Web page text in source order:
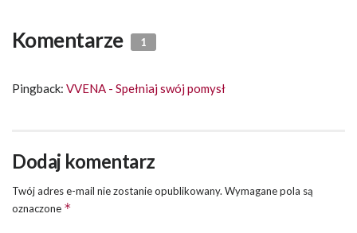
Komentarze 1
Pingback: VVENA - Spełniaj swój pomysł
Dodaj komentarz
Twój adres e-mail nie zostanie opublikowany. Wymagane pola są
oznaczone *